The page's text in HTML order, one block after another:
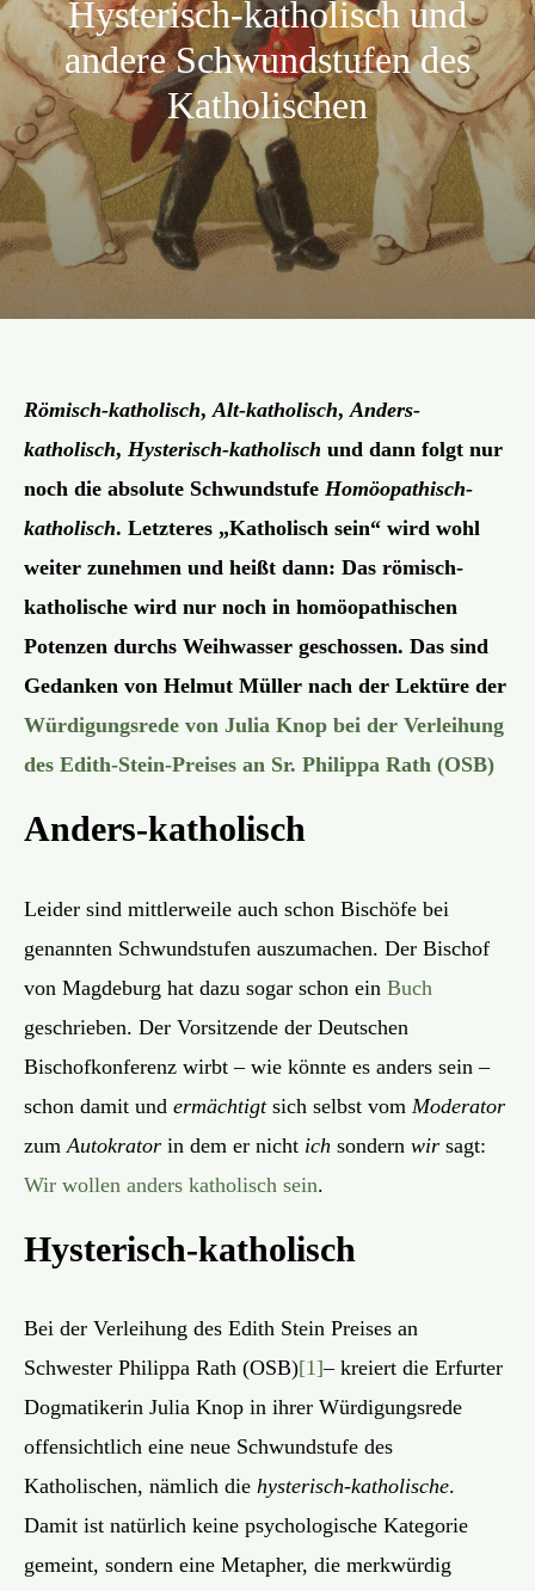
Aktion
Veröffentlichungen
Hysterisch-katholisch und
andere Schwundstufen des
Katholischen
Römisch-katholisch,Alt-katholisch,Anders-
katholisch, Hysterisch-katholisch und dann folgt nur
noch die absolute Schwundstufe Homöopathisch-
katholisch. Letzteres „Katholisch sein“ wird wohl
weiter zunehmen und heißt dann: Das römisch-
katholische wird nur noch in homöopathischen
Potenzen durchs Weihwasser geschossen. Das sind
Gedanken von Helmut Müller nach der Lektüre der
Würdigungsrede von Julia Knop bei der Verleihung
des Edith-Stein-Preises an Sr. Philippa Rath (OSB)
Anders-katholisch
Leider sind mittlerweile auch schon Bischöfe bei
genannten Schwundstufen auszumachen. Der Bischof
von Magdeburg hat dazu sogar schon ein Buch
geschrieben. Der Vorsitzende der Deutschen
Bischofkonferenz wirbt – wie könnte es anders sein –
schon damit und ermächtigtsich selbst vom Moderator
zum Autokrator in dem er nicht ich sondern wir sagt:
Wir wollen anders katholisch sein.
Hysterisch-katholisch
Bei der Verleihung des Edith Stein Preises an
Schwester Philippa Rath (OSB)[1]– kreiert die Erfurter
Dogmatikerin Julia Knop in ihrer Würdigungsrede
offensichtlich eine neue Schwundstufe des
Katholischen, nämlich die hysterisch-katholische.
Damit ist natürlich keine psychologische Kategorie
gemeint, sondern eine Metapher, die merkwürdig